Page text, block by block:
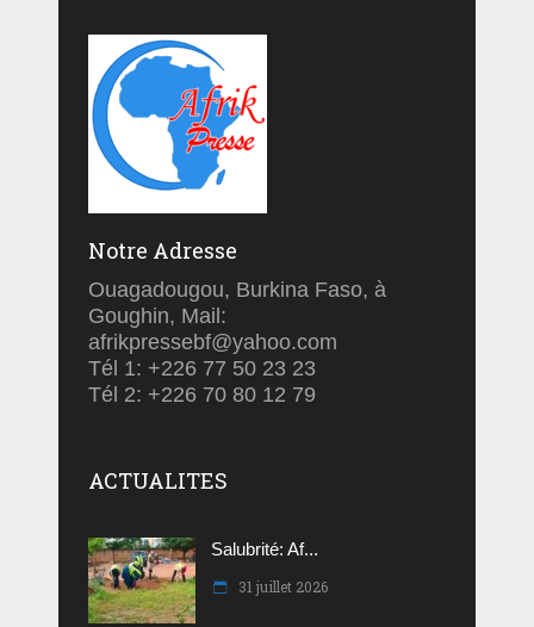
Notre Adresse
Ouagadougou, Burkina Faso, à
Goughin, Mail:
afrikpressebf@yahoo.com
Tél 1: +226 77 50 23 23
Tél 2: +226 70 80 12 79
ACTUALITES
Salubrité: Af...
31 juillet 2026